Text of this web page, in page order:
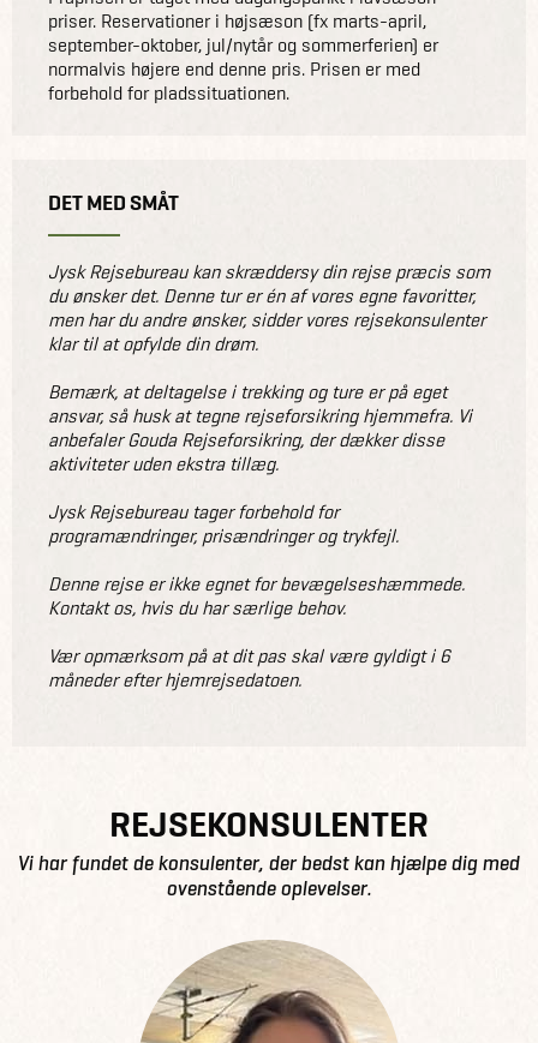
priser. Reservationer i højsæson (fx marts-april,
september-oktober, jul/nytår og sommerferien) er
normalvis højere end denne pris. Prisen er med
forbehold for pladssituationen.
DET MED SMÅT
Jysk Rejsebureau kan skræddersy din rejse præcis som
du ønsker det. Denne tur er én af vores egne favoritter,
men har du andre ønsker, sidder vores rejsekonsulenter
klar til at opfylde din drøm.
Bemærk, at deltagelse i trekking og ture er på eget
ansvar, så husk at tegne rejseforsikring hjemmefra. Vi
anbefaler Gouda Rejseforsikring, der dækker disse
aktiviteter uden ekstra tillæg.
Jysk Rejsebureau tager forbehold for
programændringer, prisændringer og trykfejl.
Denne rejse er ikke egnet for bevægelseshæmmede.
Kontakt os, hvis du har særlige behov.
Vær opmærksom på at dit pas skal være gyldigt i 6
måneder efter hjemrejsedatoen.
REJSEKONSULENTER
Vi har fundet de konsulenter, der bedst kan hjælpe dig med
ovenstående oplevelser.